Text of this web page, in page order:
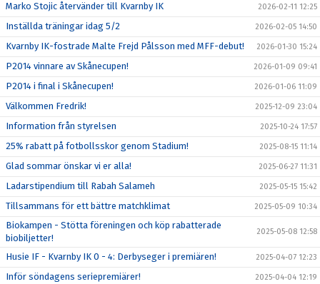
Marko Stojic återvänder till Kvarnby IK 2026-02-11 12:25
Inställda träningar idag 5/2 2026-02-05 14:50
Kvarnby IK-fostrade Malte Frejd Pålsson med MFF-debut! 2026-01-30 15:24
P2014 vinnare av Skånecupen! 2026-01-09 09:41
P2014 i final i Skånecupen! 2026-01-06 11:09
Välkommen Fredrik! 2025-12-09 23:04
Information från styrelsen 2025-10-24 17:57
25% rabatt på fotbollsskor genom Stadium! 2025-08-15 11:14
Glad sommar önskar vi er alla! 2025-06-27 11:31
Ladarstipendium till Rabah Salameh 2025-05-15 15:42
Tillsammans för ett bättre matchklimat 2025-05-09 10:34
Biokampen - Stötta föreningen och köp rabatterade
biobiljetter!
2025-05-08 12:58
Husie IF - Kvarnby IK 0 - 4: Derbyseger i premiären! 2025-04-07 12:23
Inför söndagens seriepremiärer! 2025-04-04 12:19